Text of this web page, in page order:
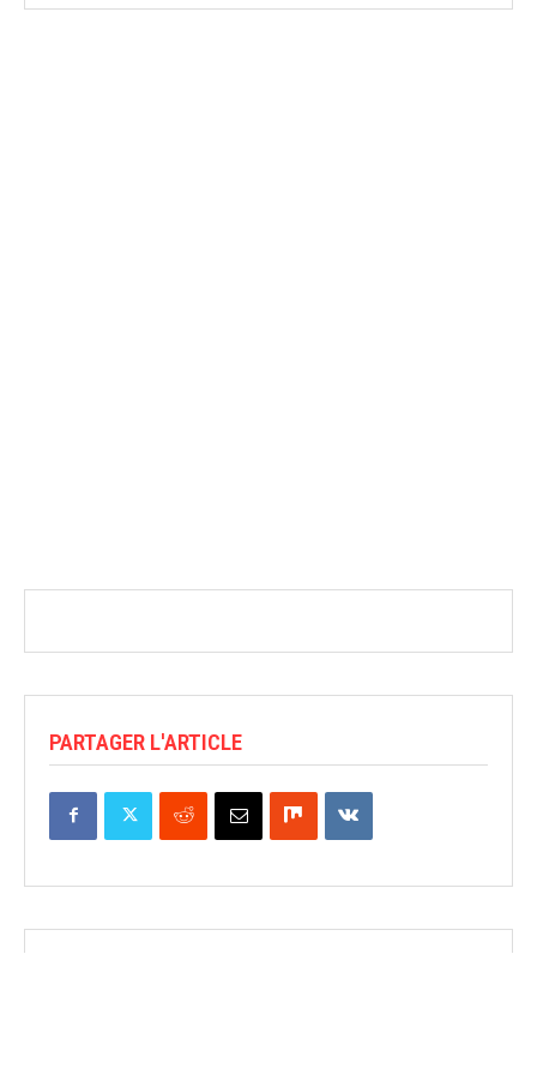
PARTAGER L'ARTICLE